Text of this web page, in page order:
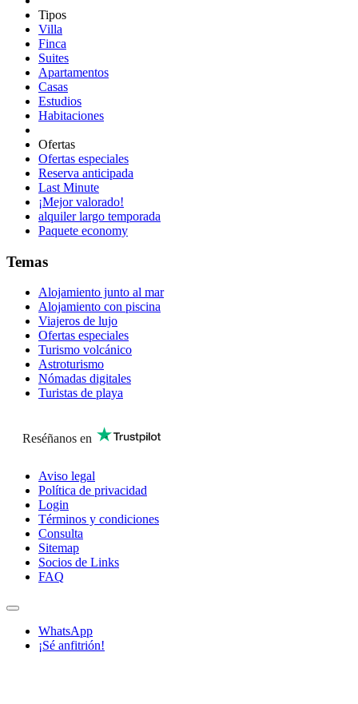
Tipos
Villa
Finca
Suites
Apartamentos
Casas
Estudios
Habitaciones
Ofertas
Ofertas especiales
Reserva anticipada
Last Minute
¡Mejor valorado!
alquiler largo temporada
Paquete economy
Temas
Alojamiento junto al mar
Alojamiento con piscina
Viajeros de lujo
Ofertas especiales
Turismo volcánico
Astroturismo
Nómadas digitales
Turistas de playa
Reséñanos en
Aviso legal
Política de privacidad
Login
Términos y condiciones
Consulta
Sitemap
Socios de Links
FAQ
WhatsApp
¡Sé anfitrión!